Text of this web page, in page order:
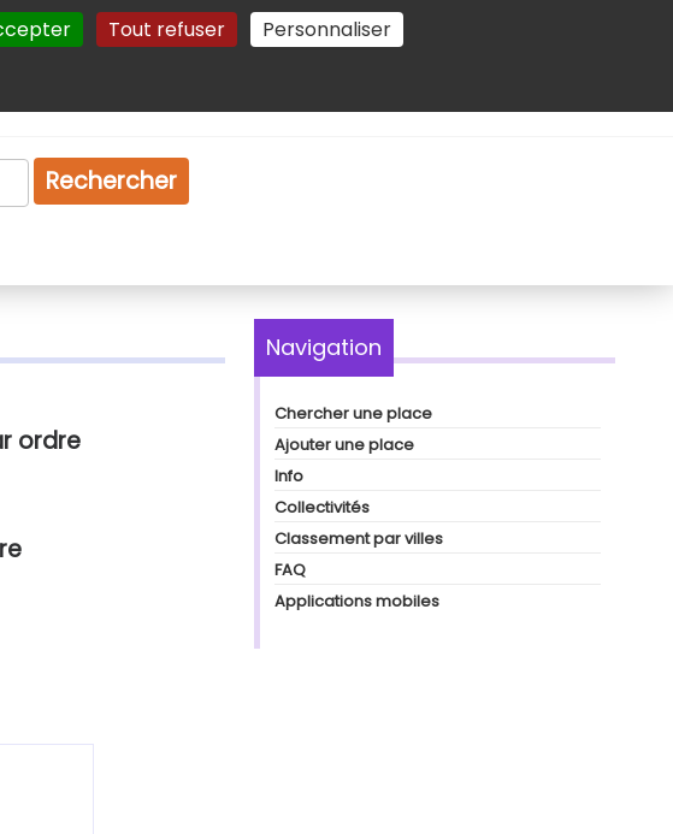
Tout refuser Personnaliser
Plan du site Gestion des cookies
Rechercher
ordre
Navigation
Chercher une place
Ajouter une place
Info
Collectivités
Classement par villes
FAQ
Applications mobiles